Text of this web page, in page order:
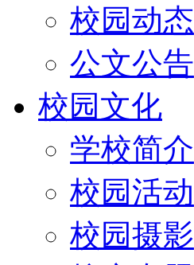
校园动态
公文公告
校园文化
学校简介
校园活动
校园摄影